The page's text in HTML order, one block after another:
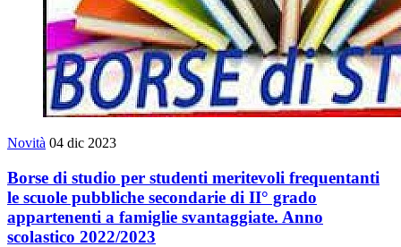
Novità 04 dic 2023
Borse di studio per studenti meritevoli frequentanti
le scuole pubbliche secondarie di II° grado
appartenenti a famiglie svantaggiate. Anno
scolastico 2022/2023